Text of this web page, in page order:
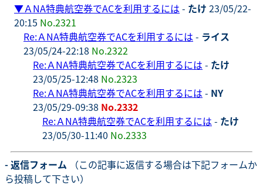
▼ＡNA特典航空券でACを利用するには - たけ 23/05/22-
20:15 No.2321
Re:ＡNA特典航空券でACを利用するには - ライス
23/05/24-22:18 No.2322
Re:ＡNA特典航空券でACを利用するには - たけ
23/05/25-12:48 No.2323
Re:ＡNA特典航空券でACを利用するには - NY
23/05/29-09:38 No.2332
Re:ＡNA特典航空券でACを利用するには - たけ
23/05/30-11:40 No.2333
- 返信フォーム （この記事に返信する場合は下記フォームか
ら投稿して下さい）